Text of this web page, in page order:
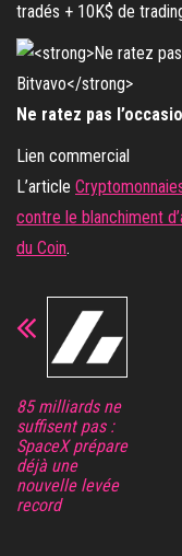
tradés + 10K$ de
Ne ratez pas
Lien commercial
L’article
contre le blanchiment
du Coin.
85 milliards ne
suffisent pas :
SpaceX prépare
déjà une
nouvelle levée
record